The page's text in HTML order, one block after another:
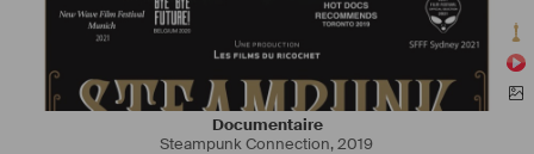
Documentaire
Steampunk Connection,2019